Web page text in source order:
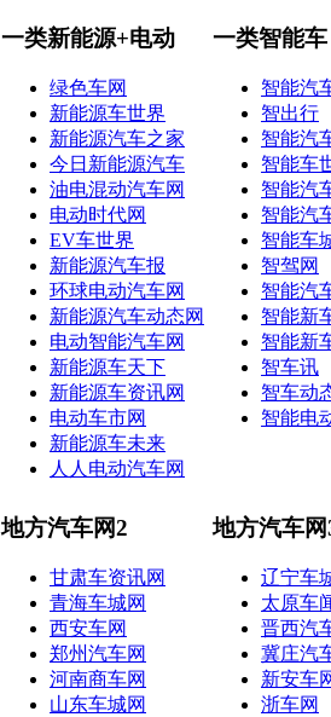
一类新能源+电动
绿色车网
新能源车世界
新能源汽车之家
今日新能源汽车
油电混动汽车网
电动时代网
EV车世界
新能源汽车报
环球电动汽车网
新能源汽车动态网
电动智能汽车网
新能源车天下
新能源车资讯网
电动车市网
新能源车未来
人人电动汽车网
一类智能车
智能汽
智出行
智能汽
智能车
智能汽
智能汽
智能车
智驾网
智能汽
智能新
智能新
智车讯
智车动
智能电
地方汽车网2
甘肃车资讯网
青海车城网
西安车网
郑州汽车网
河南商车网
山东车城网
地方汽车网
辽宁车
太原车
晋西汽
冀庄汽
新安车
浙车网